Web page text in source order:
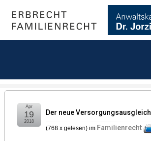
Der neue Versorgungsausgleich
(768 x gelesen) im Familienrecht
Apr
19
2018